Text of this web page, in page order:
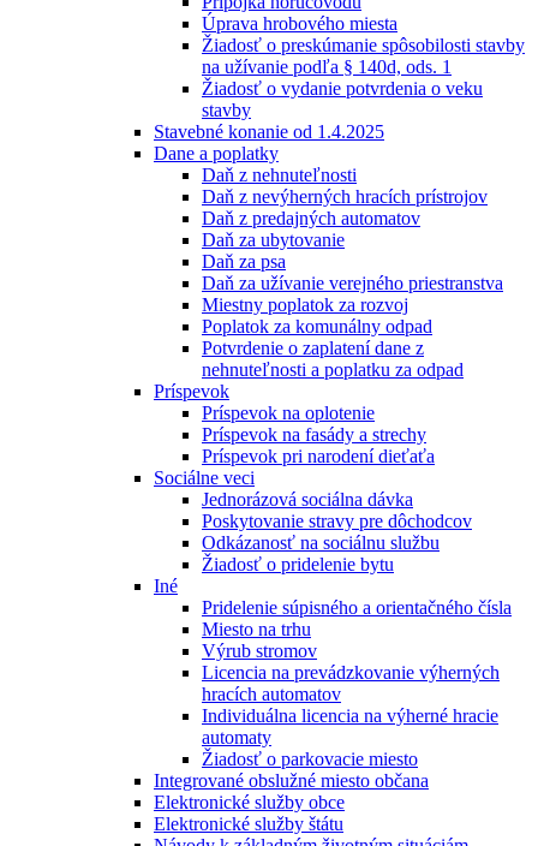
Úprava hrobového miesta
Žiadosť o preskúmanie spôsobilosti stavby
na užívanie podľa § 140d, ods. 1
Žiadosť o vydanie potvrdenia o veku
stavby
Stavebné konanie od 1.4.2025
Dane a poplatky
Daň z nehnuteľnosti
Daň z nevýherných hracích prístrojov
Daň z predajných automatov
Daň za ubytovanie
Daň za psa
Daň za užívanie verejného priestranstva
Miestny poplatok za rozvoj
Poplatok za komunálny odpad
Potvrdenie o zaplatení dane z
nehnuteľnosti a poplatku za odpad
Príspevok
Príspevok na oplotenie
Príspevok na fasády a strechy
Príspevok pri narodení dieťaťa
Sociálne veci
Jednorázová sociálna dávka
Poskytovanie stravy pre dôchodcov
Odkázanosť na sociálnu službu
Žiadosť o pridelenie bytu
Iné
Pridelenie súpisného a orientačného čísla
Miesto na trhu
Výrub stromov
Licencia na prevádzkovanie výherných
hracích automatov
Individuálna licencia na výherné hracie
automaty
Žiadosť o parkovacie miesto
Integrované obslužné miesto občana
Elektronické služby obce
Elektronické služby štátu